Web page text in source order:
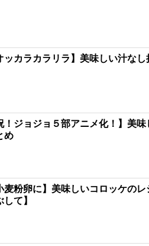
ッカラカラリラ】美味しい汁な
！ジョジョ５部アニメ化！】美
め
麦粉卵に】美味しいコロッケの
して】